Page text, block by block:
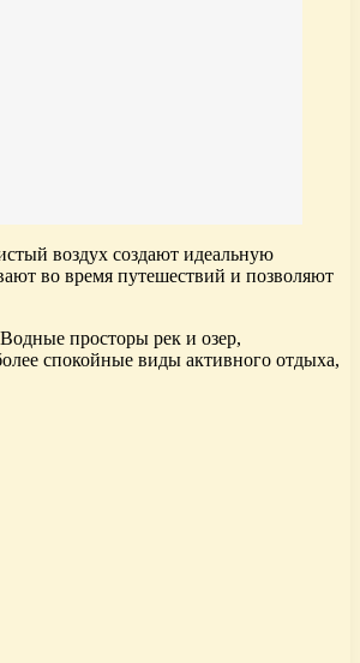
воздух создают идеальную
во время путешествий и позволяют
просторы рек и озер,
спокойные виды активного отдыха,